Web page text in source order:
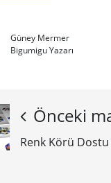
Güney Mermer
Bigumigu Yazarı
Önceki
Renk Körü